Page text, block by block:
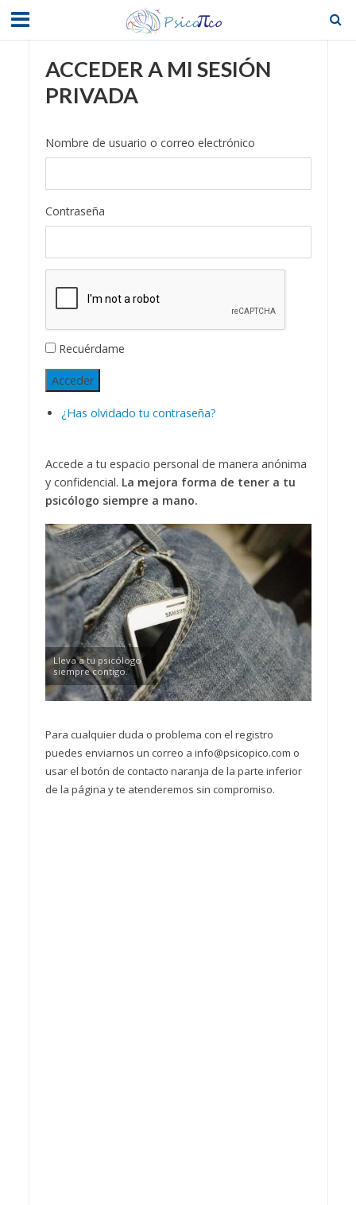
ACCEDER A MI SESIÓN
PRIVADA
Nombre de usuario o correo electrónico
Contraseña
Recuérdame
Acceder
¿Has olvidado tu contraseña?
Accede a tu espacio personal de manera anónima
y confidencial. La mejora forma de tener a tu
psicólogo siempre a mano.
Lleva a tu psicólogo
siempre contigo.
Para cualquier duda o problema con el registro
puedes enviarnos un correo a info@psicopico.com o
usar el botón de contacto naranja de la parte inferior
de la página y te atenderemos sin compromiso.